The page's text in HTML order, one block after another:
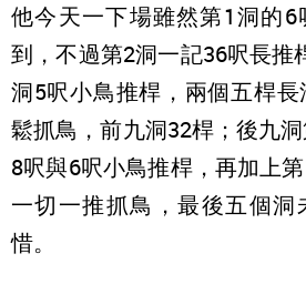
他今天一下場雖然第1洞的6
到，不過第2洞一記36呎長推
洞5呎小鳥推桿，兩個五桿
鬆抓鳥，前九洞32桿；後九
8呎與6呎小鳥推桿，再加上
一切一推抓鳥，最後五個洞
惜。